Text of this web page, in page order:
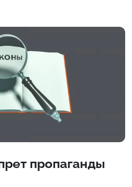
пропаганды